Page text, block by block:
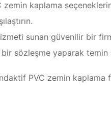
kaplama
sunan güvenilir bir
sözleşme yaparak temin
PVC zemin